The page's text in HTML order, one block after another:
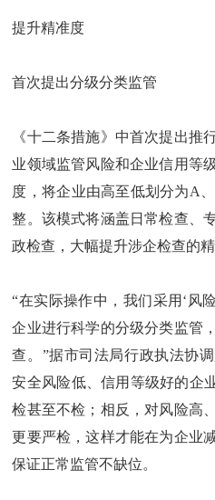
提升精准度
首次提出分级分类监管
《十二条措施》中首次提出推
业领域监管风险和企业信用等
度，将企业由高至低划分为A
整。该模式将涵盖日常检查、
政检查，大幅提升涉企检查的精
“在实际操作中，我们采用‘风
企业进行科学的分级分类监管
查。”据市司法局行政执法协
安全风险低、信用等级好的企
检甚至不检；相反，对风险高
更要严检，这样才能在为企业
保证正常监管不缺位。